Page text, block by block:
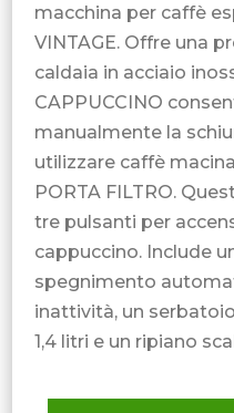
macchina per caffè
VINTAGE. Offre una
caldaia in acciaio
CAPPUCCINO
manualmente la
utilizzare caffè
PORTA FILTRO.
tre pulsanti per
cappuccino. Include
spegnimento
inattività, un
1,4 litri e un ripiano